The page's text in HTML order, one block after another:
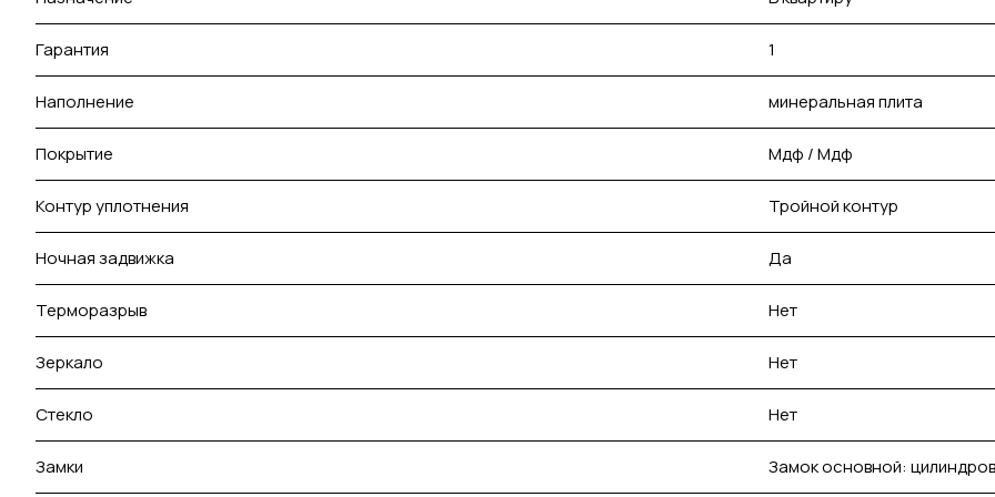
Гарантия 1
Наполнение минеральная плита
Покрытие Мдф / Мдф
Контур уплотнения Тройной контур
Ночная задвижка Да
Терморазрыв Нет
Зеркало Нет
Стекло Нет
Замки Замок основной: